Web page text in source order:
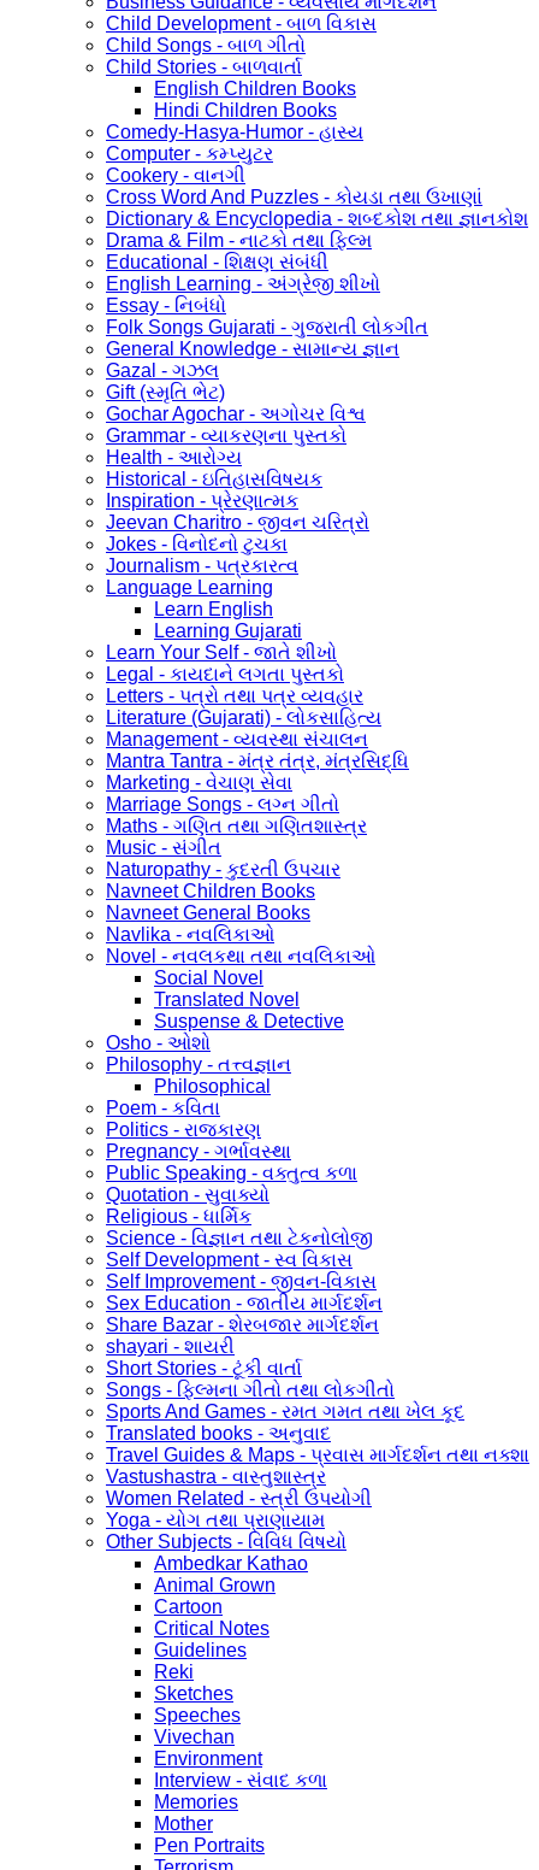
Child Development - બાળ વિકાસ
Child Songs - બાળ ગીતો
Child Stories - બાળવાર્તા
English Children Books
Hindi Children Books
Comedy-Hasya-Humor - હાસ્ય
Computer - કમ્પ્યુટર
Cookery - વાનગી
Cross Word And Puzzles - કોયડા તથા ઉખાણાં
Dictionary & Encyclopedia - શબ્દકોશ તથા જ્ઞાનકોશ
Drama & Film - નાટકો તથા ફિલ્મ
Educational - શિક્ષણ સંબંધી
English Learning - અંગ્રેજી શીખો
Essay - નિબંધો
Folk Songs Gujarati - ગુજરાતી લોકગીત
General Knowledge - સામાન્ય જ્ઞાન
Gazal - ગઝલ
Gift (સ્મૃતિ ભેટ)
Gochar Agochar - અગોચર વિશ્વ
Grammar - વ્યાકરણના પુસ્તકો
Health - આરોગ્ય
Historical - ઇતિહાસવિષયક
Inspiration - પ્રેરણાત્મક
Jeevan Charitro - જીવન ચરિત્રો
Jokes - વિનોદનો ટુચકા
Journalism - પત્રકારત્વ
Language Learning
Learn English
Learning Gujarati
Learn Your Self - જાતે શીખો
Legal - કાયદાને લગતા પુસ્તકો
Letters - પત્રો તથા પત્ર વ્યવહાર
Literature (Gujarati) - લોકસાહિત્ય
Management - વ્યવસ્થા સંચાલન
Mantra Tantra - મંત્ર તંત્ર, મંત્રસિદ્ધિ
Marketing - વેચાણ સેવા
Marriage Songs - લગ્ન ગીતો
Maths - ગણિત તથા ગણિતશાસ્ત્ર
Music - સંગીત
Naturopathy - કુદરતી ઉપચાર
Navneet Children Books
Navneet General Books
Navlika - નવલિકાઓ
Novel - નવલકથા તથા નવલિકાઓ
Social Novel
Translated Novel
Suspense & Detective
Osho - ઓશો
Philosophy - તત્ત્વજ્ઞાન
Philosophical
Poem - કવિતા
Politics - રાજકારણ
Pregnancy - ગર્ભાવસ્થા
Public Speaking - વક્તુત્વ કળા
Quotation - સુવાક્યો
Religious - ધાર્મિક
Science - વિજ્ઞાન તથા ટેકનોલોજી
Self Development - સ્વ વિકાસ
Self Improvement - જીવન-વિકાસ
Sex Education - જાતીય માર્ગદર્શન
Share Bazar - શેરબજાર માર્ગદર્શન
shayari - શાયરી
Short Stories - ટૂંકી વાર્તા
Songs - ફિલ્મના ગીતો તથા લોકગીતો
Sports And Games - રમત ગમત તથા ખેલ કૂદ
Translated books - અનુવાદ
Travel Guides & Maps - પ્રવાસ માર્ગદર્શન તથા નક્શા
Vastushastra - વાસ્તુશાસ્ત્ર
Women Related - સ્ત્રી ઉપયોગી
Yoga - યોગ તથા પ્રાણાયામ
Other Subjects - વિવિધ વિષયો
Ambedkar Kathao
Animal Grown
Cartoon
Critical Notes
Guidelines
Reki
Sketches
Speeches
Vivechan
Environment
Interview - સંવાદ કળા
Memories
Mother
Pen Portraits